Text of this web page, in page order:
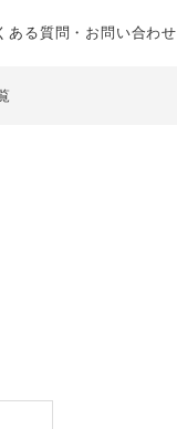
ある質問・お問い合わせ